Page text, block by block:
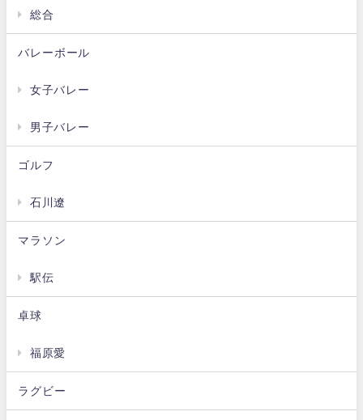
総合
バレーボール
女子バレー
男子バレー
ゴルフ
石川遼
マラソン
駅伝
卓球
福原愛
ラグビー